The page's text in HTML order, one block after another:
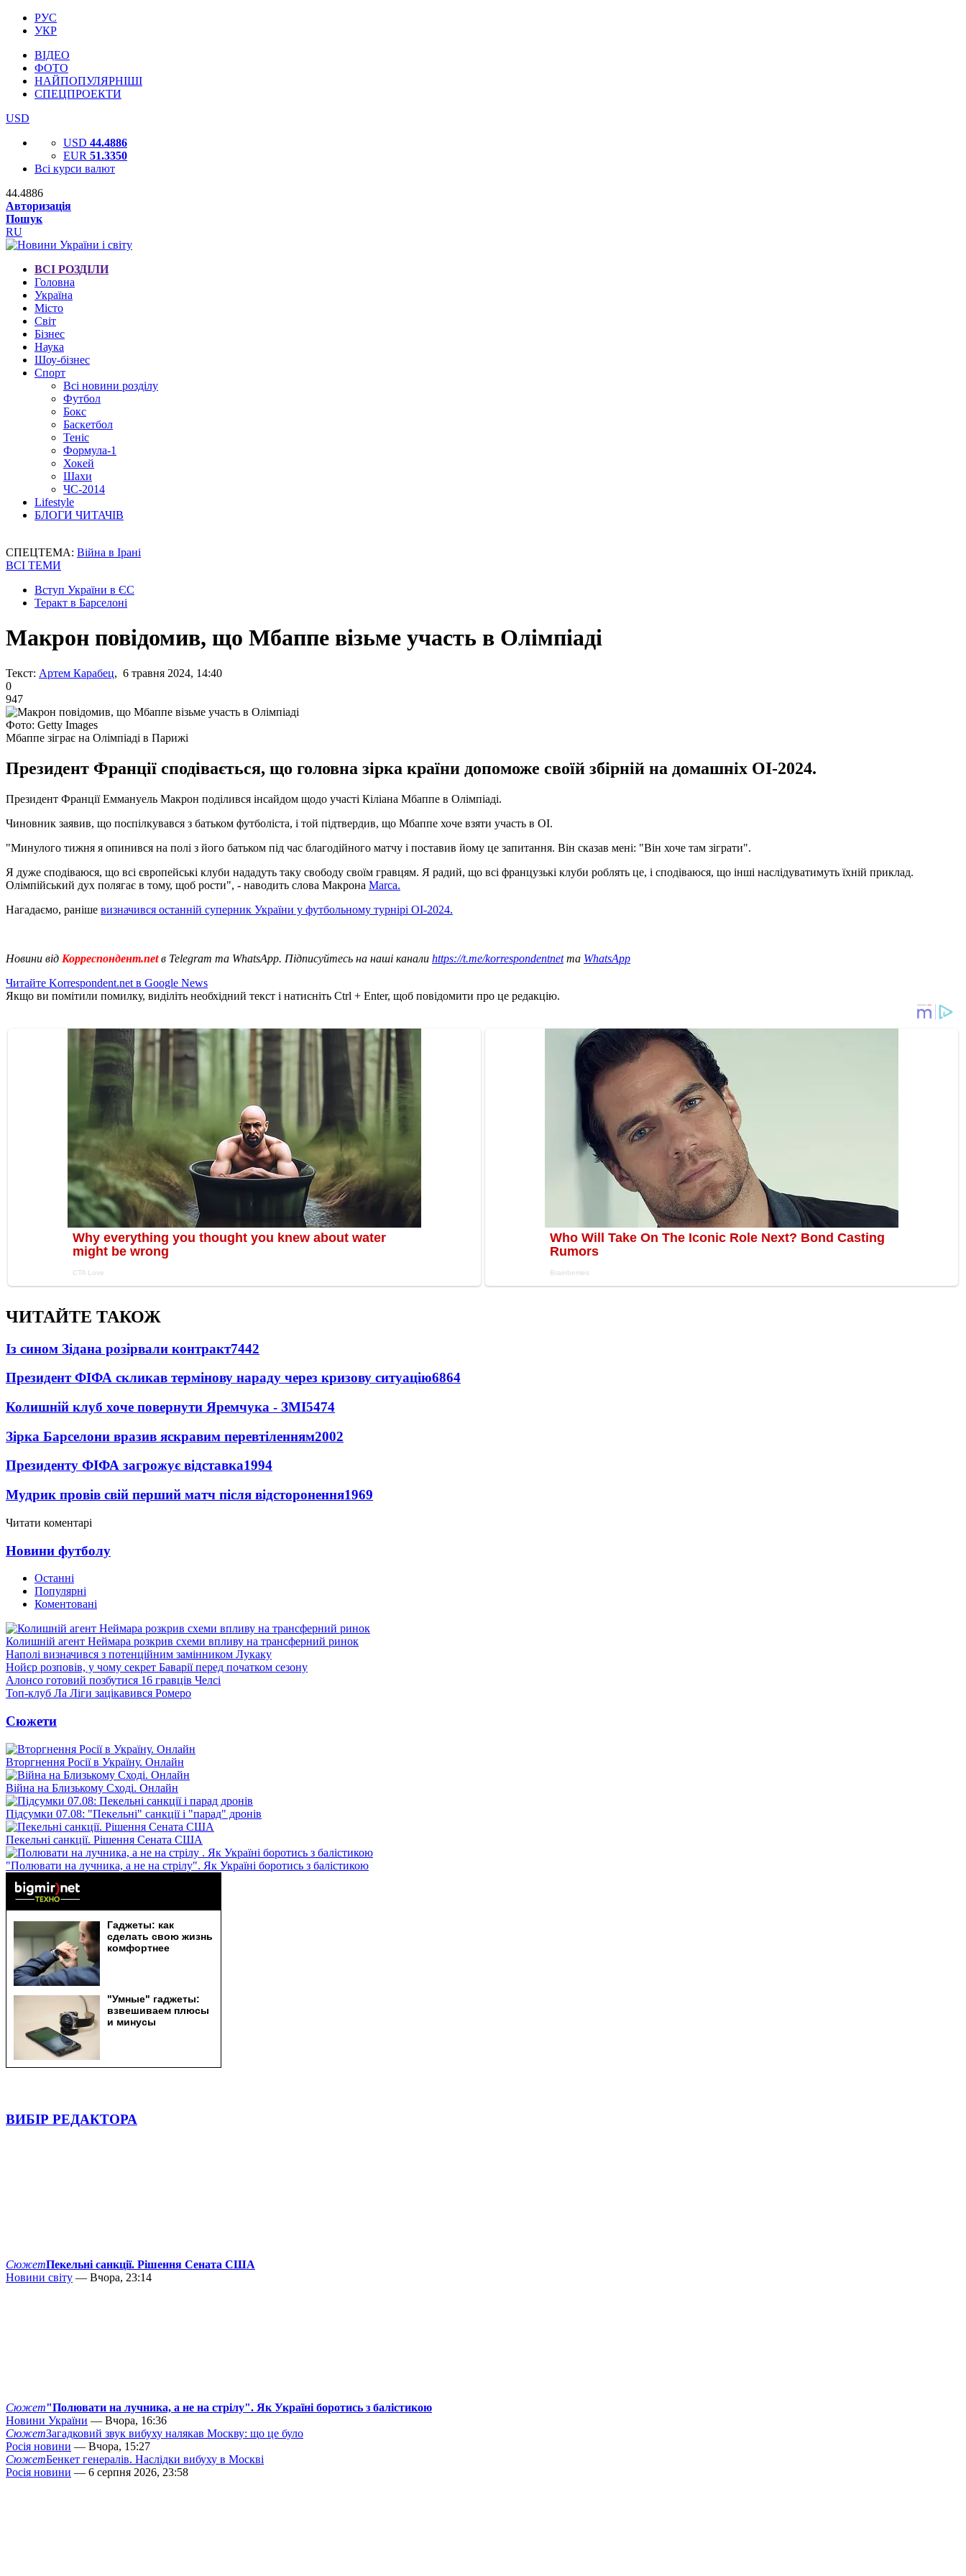
РУС
УКР
ВІДЕО
ФОТО
НАЙПОПУЛЯРНІШІ
СПЕЦПРОЕКТИ
USD
USD 44.4886
EUR 51.3350
Всі курси валют
44.4886
Авторизація
Пошук
RU
ВСІ РОЗДІЛИ
Головна
Україна
Місто
Світ
Бізнес
Наука
Шоу-бізнес
Спорт
Всі новини розділу
Футбол
Бокс
Баскетбол
Теніс
Формула-1
Хокей
Шахи
ЧС-2014
Lifestyle
БЛОГИ ЧИТАЧІВ
СПЕЦТЕМА: Війна в Ірані
ВСІ ТЕМИ
Вступ України в ЄС
Теракт в Барселоні
Макрон повідомив, що Мбаппе візьме участь в Олімпіаді
Текст: Артем Карабец, 6 травня 2024, 14:40
0
947
Фото: Getty Images
Мбаппе зіграє на Олімпіаді в Парижі
Президент Франції сподівається, що головна зірка країни допоможе своїй збірній на домашніх ОІ-2024.
Президент Франції Еммануель Макрон поділився інсайдом щодо участі Кіліана Мбаппе в Олімпіаді.
Чиновник заявив, що поспілкувався з батьком футболіста, і той підтвердив, що Мбаппе хоче взяти участь в ОІ.
"Минулого тижня я опинився на полі з його батьком під час благодійного матчу і поставив йому це запитання. Він сказав мені: "Він хоче там зіграти".
Я дуже сподіваюся, що всі європейські клуби нададуть таку свободу своїм гравцям. Я радий, що всі французькі клуби роблять це, і сподіваюся, що інші наслідуватимуть їхній приклад.
Олімпійський дух полягає в тому, щоб рости", - наводить слова Макрона Marca.
Нагадаємо, раніше визначився останній суперник України у футбольному турнірі ОІ-2024.
Новини від Корреспондент.netв Telegram та WhatsApp. Підписуйтесь на наші канали https://t.me/korrespondentnetта WhatsApp
Читайте Korrespondent.net в Google News
Якщо ви помітили помилку, виділіть необхідний текст і натисніть Ctrl + Enter, щоб повідомити про це редакцію.
ЧИТАЙТЕ ТАКОЖ
Із сином Зідана розірвали контракт7442
Президент ФІФА скликав термінову нараду через кризову ситуацію6864
Колишній клуб хоче повернути Яремчука - ЗМІ5474
Зірка Барселони вразив яскравим перевтіленням2002
Президенту ФІФА загрожує відставка1994
Мудрик провів свій перший матч після відсторонення1969
Читати коментарі
Новини футболу
Останні
Популярні
Коментовані
Колишній агент Неймара розкрив схеми впливу на трансферний ринок
Наполі визначився з потенційним замінником Лукаку
Нойєр розповів, у чому секрет Баварії перед початком сезону
Алонсо готовий позбутися 16 гравців Челсі
Топ-клуб Ла Ліги зацікавився Ромеро
Сюжети
Вторгнення Росії в Україну. Онлайн
Війна на Близькому Сході. Онлайн
Підсумки 07.08: "Пекельні" санкції і "парад" дронів
Пекельні санкції. Рішення Сената США
"Полювати на лучника, а не на стрілу". Як Україні боротись з балістикою
ВИБІР РЕДАКТОРА
СюжетПекельні санкції. Рішення Сената США
Новини світу — Вчора, 23:14
Сюжет"Полювати на лучника, а не на стрілу". Як Україні боротись з балістикою
Новини України — Вчора, 16:36
СюжетЗагадковий звук вибуху налякав Москву: що це було
Росія новини — Вчора, 15:27
СюжетБенкет генералів. Наслідки вибуху в Москві
Росія новини — 6 серпня 2026, 23:58